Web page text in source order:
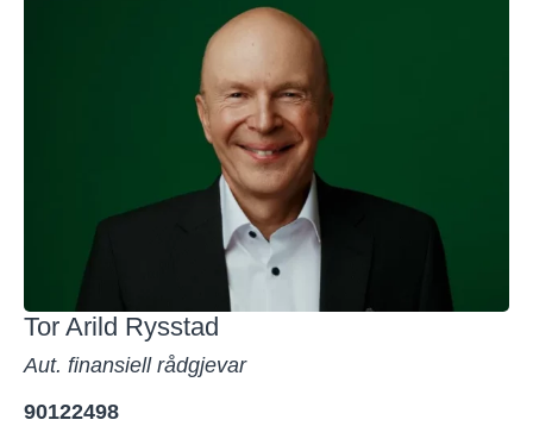
Tor Arild Rysstad
Aut. finansiell rådgjevar
90122498